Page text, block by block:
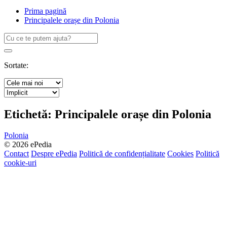
Prima pagină
Principalele orașe din Polonia
Caută
după:
Search
Sortate:
Etichetă: Principalele orașe din Polonia
Polonia
© 2026 ePedia
Contact Despre ePedia Politică de confidențialitate Cookies Politică
cookie-uri